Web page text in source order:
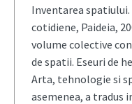
Inventarea
cotidiene, Paideia,
volume colective
de spatii. Eseuri de
Arta, tehnologie si
asemenea, a tradus